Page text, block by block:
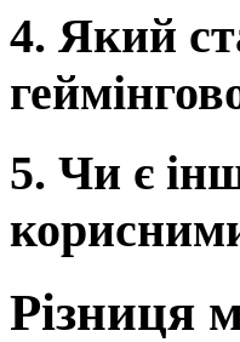
4. Який
5. Чи є
Різниця